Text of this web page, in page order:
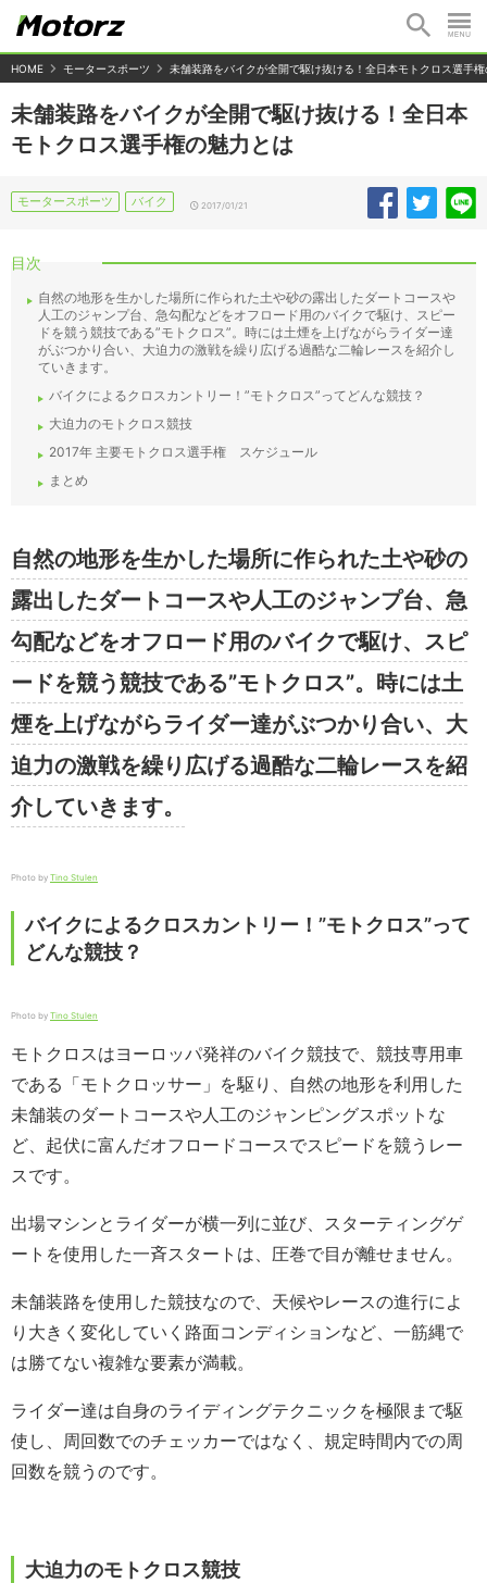
HOME モータースポーツ 未舗装路をバイクが全開で駆け抜ける！全日本モトクロス選手
未舗装路をバイクが全開で駆け抜ける！全日本
モトクロス選手権の魅力とは
モータースポーツ バイク 2017/01/21
目次
自然の地形を生かした場所に作られた土や砂の露出したダートコースや
人工のジャンプ台、急勾配などをオフロード用のバイクで駆け、スピー
ドを競う競技である”モトクロス”。時には土煙を上げながらライダー達
がぶつかり合い、大迫力の激戦を繰り広げる過酷な二輪レースを紹介し
ていきます。
バイクによるクロスカントリー！”モトクロス”ってどんな競技？
大迫力のモトクロス競技
2017年 主要モトクロス選手権 スケジュール
まとめ
自然の地形を生かした場所に作られた土や砂の
露出したダートコースや人工のジャンプ台、急
勾配などをオフロード用のバイクで駆け、スピ
ードを競う競技である”モトクロス”。時には土
煙を上げながらライダー達がぶつかり合い、大
迫力の激戦を繰り広げる過酷な二輪レースを紹
介していきます。
Photo by Tino Stulen
バイクによるクロスカントリー！”モトクロス”って
どんな競技？
Photo by Tino Stulen
モトクロスはヨーロッパ発祥のバイク競技で、競技専用車
である「モトクロッサー」を駆り、自然の地形を利用した
未舗装のダートコースや人工のジャンピングスポットな
ど、起伏に富んだオフロードコースでスピードを競うレー
スです。
出場マシンとライダーが横一列に並び、スターティングゲ
ートを使用した一斉スタートは、圧巻で目が離せません。
未舗装路を使用した競技なので、天候やレースの進行によ
り大きく変化していく路面コンディションなど、一筋縄で
は勝てない複雑な要素が満載。
ライダー達は自身のライディングテクニックを極限まで駆
使し、周回数でのチェッカーではなく、規定時間内での周
回数を競うのです。
大迫力のモトクロス競技